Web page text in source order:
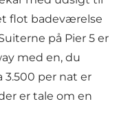
flot badeværelse
på Pier 5 er
med en, du
3.500 per nat er
er tale om en